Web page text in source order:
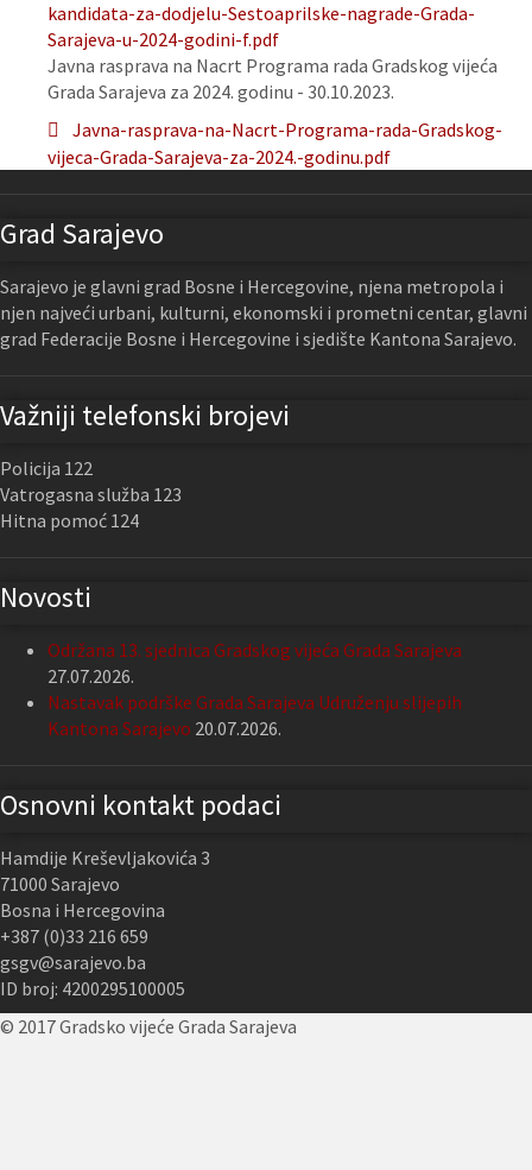
kandidata-za-dodjelu-Sestoaprilske-nagrade-Grada-
Sarajeva-u-2024-godini-f.pdf
Javna rasprava na Nacrt Programa rada Gradskog vijeća
Grada Sarajeva za 2024. godinu - 30.10.2023.
Javna-rasprava-na-Nacrt-Programa-rada-Gradskog-
vijeca-Grada-Sarajeva-za-2024.-godinu.pdf
Grad Sarajevo
Sarajevo je glavni grad Bosne i Hercegovine, njena metropola i
njen najveći urbani, kulturni, ekonomski i prometni centar, glavni
grad Federacije Bosne i Hercegovine i sjedište Kantona Sarajevo.
Važniji telefonski brojevi
Policija 122
Vatrogasna služba 123
Hitna pomoć 124
Novosti
Održana 13. sjednica Gradskog vijeća Grada Sarajeva
27.07.2026.
Nastavak podrške Grada Sarajeva Udruženju slijepih
Kantona Sarajevo 20.07.2026.
Osnovni kontakt podaci
Hamdije Kreševljakovića 3
71000 Sarajevo
Bosna i Hercegovina
+387 (0)33 216 659
gsgv@sarajevo.ba
ID broj: 4200295100005
© 2017 Gradsko vijeće Grada Sarajeva